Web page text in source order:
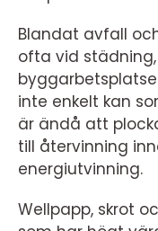
Blandat avfall
ofta vid
inte enkelt kan
är ändå att
till återvinning
energiutvinning.
Wellpapp, skrot